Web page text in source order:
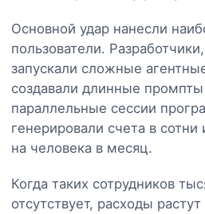
Основной удар нанесли
пользователи.
запускали сложные
создавали длинные
параллельные сессии
генерировали счета в
на человека в месяц.
Когда таких сотрудников
отсутствует, расходы